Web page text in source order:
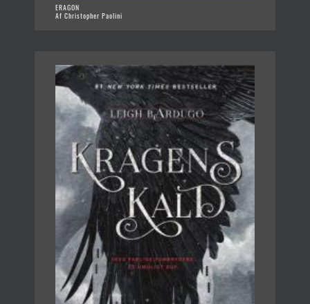
ERAGON
Af Christopher Paolini